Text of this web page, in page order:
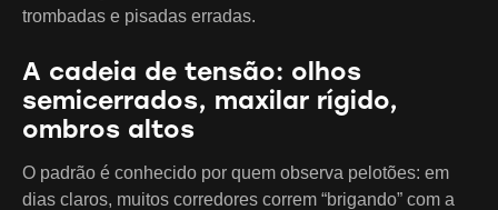
trombadas e pisadas erradas.
A cadeia de tensão: olhos
semicerrados, maxilar rígido,
ombros altos
O padrão é conhecido por quem observa pelotões: em
dias claros, muitos corredores correm “brigando” com a